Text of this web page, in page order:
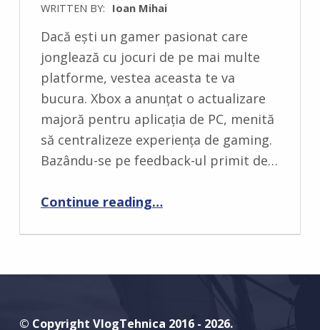
WRITTEN BY: Ioan Mihai
C
O
M
T
Dacă ești un gamer pasionat care
jonglează cu jocuri de pe mai multe
platforme, vestea aceasta te va
bucura. Xbox a anunțat o actualizare
majoră pentru aplicația de PC, menită
să centralizeze experiența de gaming.
Bazându-se pe feedback-ul primit de…
Continue reading“Xbox adaugă biblioteca de jocuri, aplicații și istoricul de joc în aplicația de Windows”
…
© Copyright VlogTehnica 2016 - 2026.